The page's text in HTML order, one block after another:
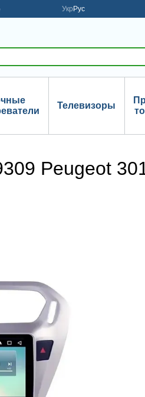
Укр Рус
Телевизоры
Peugeot